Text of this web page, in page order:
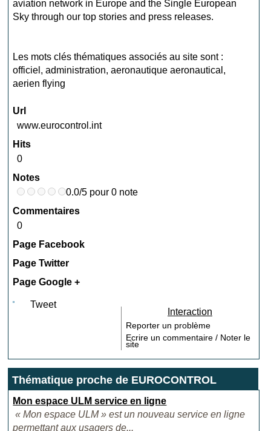
aviation network in Europe and the Single European
Sky through our top stories and press releases.
Les mots clés thématiques associés au site sont :
officiel ,administration,aeronautique aeronautical ,
aerien flying
Url
www.eurocontrol.int
Hits
0
Notes
0.0/5 pour 0 note
Commentaires
0
Page Facebook
Page Twitter
Page Google +
Tweet
Interaction
Reporter un problème
Ecrire un commentaire / Noter le
site
Thématique proche de EUROCONTROL
Mon espace ULM service en ligne
« Mon espace ULM » est un nouveau service en ligne
permettant aux usagers de...